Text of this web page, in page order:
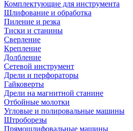
Комплектующие для инструмента
Шлифование и обработка
Пиление и резка
Тиски и станины
Сверление
Крепление
Долбление
Сетевой инструмент
Дрели и перфораторы
Гайковерты
Дрели на магнитной станине
Отбойные молотки
Угловые и полировальные машины
Штроборезы
Прямошлифовальные машины